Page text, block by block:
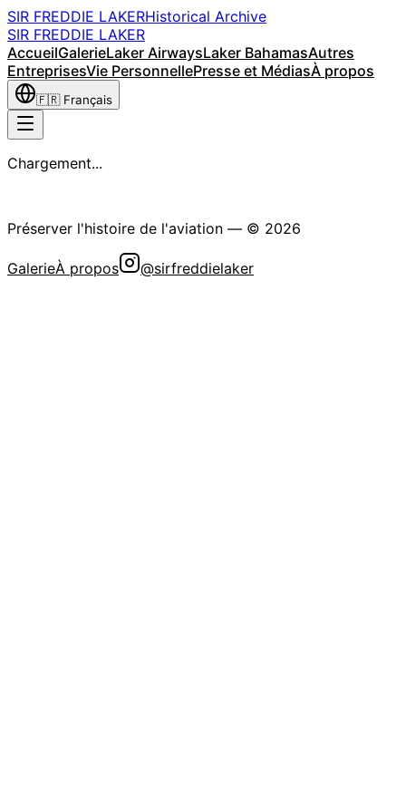
SIR FREDDIE LAKERHistorical Archive
SIR FREDDIE LAKER
AccueilGalerieLaker AirwaysLaker BahamasAutres
EntreprisesVie PersonnellePresse et MédiasÀ propos
🇫🇷 Français
Chargement...
Préserver l'histoire de l'aviation — © 2026
GalerieÀ propos @sirfreddielaker